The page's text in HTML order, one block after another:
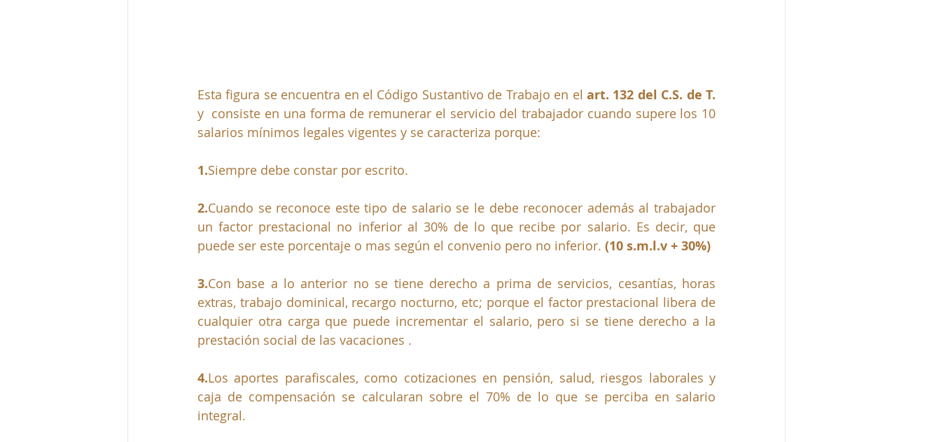
Esta figura se encuentra en el Código Sustantivo de Trabajo en el
y  consiste en una forma de remunerar el servicio del trabajador cuando supere los 10
salarios mínimos legales vigentes y se caracteriza porque:
1.Siempre debe constar por escrito.
2.Cuando se reconoce este tipo de salario se le debe reconocer además al trabajador
un factor prestacional no inferior al 30% de lo que recibe por salario. Es decir, que
puede ser este porcentaje o mas según el convenio pero no inferior. (10 s.m.l.v + 30%)
3.Con base a lo anterior no se tiene derecho a prima de servicios, cesantías, horas
extras, trabajo dominical, recargo nocturno, etc; porque el factor prestacional libera de
cualquier otra carga que puede incrementar el salario, pero si se tiene derecho a la
prestación social de las vacaciones .
4.Los aportes parafiscales, como cotizaciones en pensión, salud, riesgos laborales y
caja de compensación se calcularan sobre el 70% de lo que se perciba en salario
integral.